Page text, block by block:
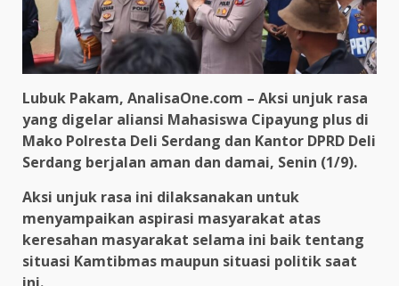
Lubuk Pakam, AnalisaOne.com – Aksi unjuk rasa
yang digelar aliansi Mahasiswa Cipayung plus di
Mako Polresta Deli Serdang dan Kantor DPRD Deli
Serdang berjalan aman dan damai, Senin (1/9).
Aksi unjuk rasa ini dilaksanakan untuk
menyampaikan aspirasi masyarakat atas
keresahan masyarakat selama ini baik tentang
situasi Kamtibmas maupun situasi politik saat